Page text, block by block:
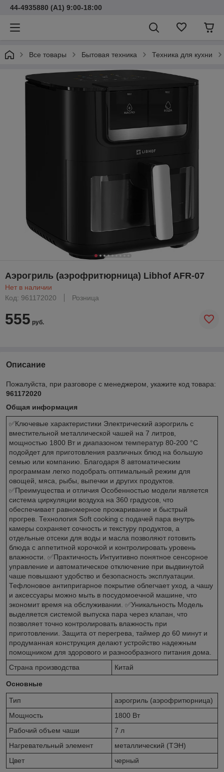
44-4935880 (A1) 9:00-18:00
Все товары Бытовая техника Техника для кухни
Аэрогриль (аэрофритюрница) Libhof AFR-07
Нет в наличии
Код: 961172020
Розница
555 руб.
Описание
Пожалуйста, при разговоре с менеджером, укажите код товара:
961172020
Общая информация
✅Ключевые характеристики Электрический аэрогриль с
вместительной металлической чашей на 7 литров,
мощностью 1800 Вт и диапазоном температур 80-200 °C
подойдет для приготовления различных блюд на большую
семью или компанию. Благодаря 8 автоматическим
программам легко подобрать оптимальный режим для
овощей, мяса, рыбы, выпечки и других продуктов.
✅Преимущества и отличия Особенностью модели является
система циркуляции воздуха на 360 градусов, что
обеспечивает равномерное прожаривание и быстрый
прогрев. Технология Soft cooking с подачей пара внутрь
камеры сохраняет сочность и текстуру продуктов, а
отдельные отсеки для воды и масла позволяют готовить
блюда с аппетитной корочкой и контролировать уровень
влажности. ✅Практичность Интуитивно понятное сенсорное
управление и автоматическое отключение при выдвинутой
чаше повышают удобство и безопасность эксплуатации.
Тефлоновое антипригарное покрытие облегчает уход, а чашу
и аксессуары можно мыть в посудомоечной машине, что
экономит время на обслуживании. ✅Уникальность Модель
выделяется системой выпуска пара через клапан, что
позволяет точно контролировать влажность при
приготовлении. Защита от перегрева, таймер до 60 минут и
продуманная конструкция делают устройство надежным
помощником для здорового и разнообразного питания дома.
Страна производства
Китай
Основные
Тип
аэрогриль (аэрофритюрница)
Мощность
1800 Вт
Рабочий объем чаши
7 л
Нагревательный элемент
металлический (ТЭН)
Цвет
черный